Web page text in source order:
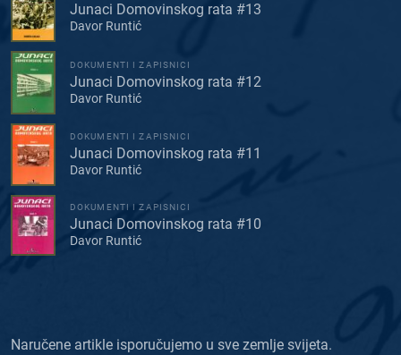
Junaci Domovinskog rata #13
Davor Runtić
DOKUMENTI I ZAPISNICI
Junaci Domovinskog rata #12
Davor Runtić
DOKUMENTI I ZAPISNICI
Junaci Domovinskog rata #11
Davor Runtić
DOKUMENTI I ZAPISNICI
Junaci Domovinskog rata #10
Davor Runtić
Naručene artikle isporučujemo u sve zemlje svijeta.